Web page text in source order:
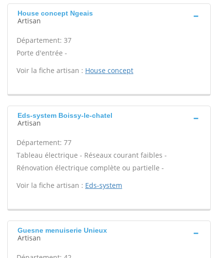
House concept Ngeais
Artisan
Département: 37
Porte d'entrée -
Voir la fiche artisan : House concept
Eds-system Boissy-le-chatel
Artisan
Département: 77
Tableau électrique - Réseaux courant faibles -
Rénovation électrique complète ou partielle -
Voir la fiche artisan : Eds-system
Guesne menuiserie Unieux
Artisan